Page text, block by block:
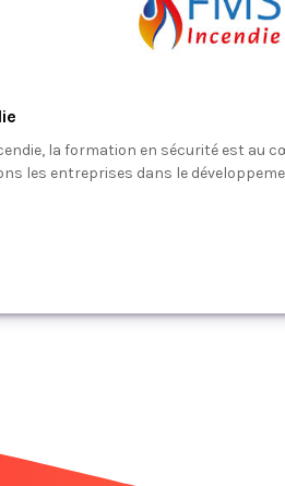
la formation en sécurité est au
les entreprises dans le